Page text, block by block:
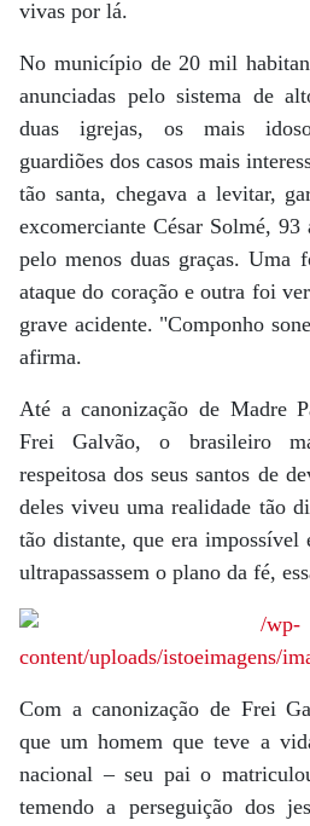
vivas por lá.
No município de 20 mil
anunciadas pelo sistema de
duas igrejas, os mais
guardiões dos casos mais
tão santa, chegava a levitar,
excomerciante César Solmé, 93
pelo menos duas graças. Uma
ataque do coração e outra foi
grave acidente. "Componho
afirma.
Até a canonização de Madre
Frei Galvão, o brasileiro
respeitosa dos seus santos de
deles viveu uma realidade tão
tão distante, que era impossível
ultrapassassem o plano da fé,
Com a canonização de Frei
que um homem que teve a
nacional – seu pai o
temendo a perseguição dos